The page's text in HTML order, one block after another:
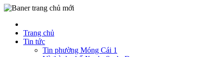
Trang chủ
Tin tức
Tin phường Móng Cái 1